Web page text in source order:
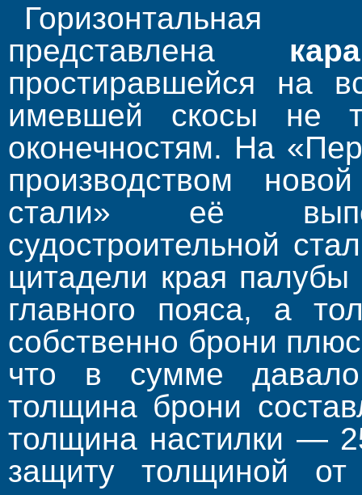
представлена
простиравшейся на
имевшей скосы не
оконечностям. На
производством
стали» её
судостроительной
цитадели края
главного пояса, а
собственно брони
что в сумме
толщина брони
толщина настилки —
защиту толщиной